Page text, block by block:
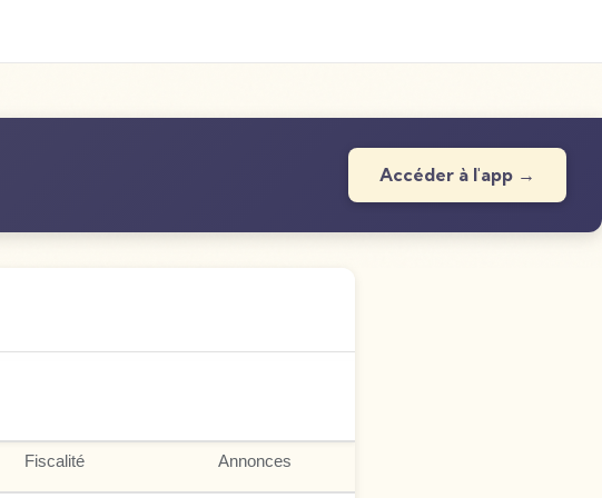
Accéder à l'app →
Fiscalité Annonces